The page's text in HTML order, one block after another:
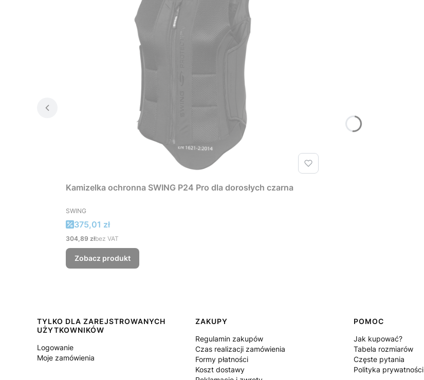
Kamizelka ochronna SWING P24 Pro dla dorosłych czarna
PRODUCENT
SWING
Cena promocyjna
375,01 zł
Cena
304,89 złbez VAT
Zobacz produkt
Linki w stopce
TYLKO DLA ZAREJSTROWANYCH
UŻYTKOWNIKÓW
Logowanie
Moje zamówienia
ZAKUPY
Regulamin zakupów
Czas realizacji zamówienia
Formy płatności
Koszt dostawy
POMOC
Jak kupować?
Tabela rozmiarów
Częste pytania
Polityka prywatności